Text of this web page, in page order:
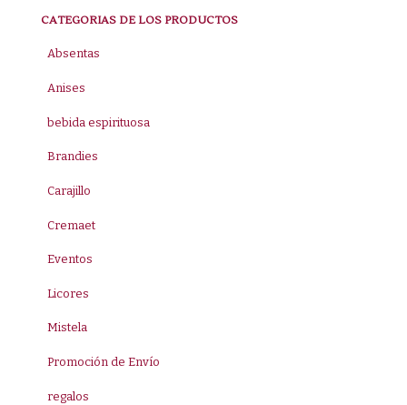
CATEGORIAS DE LOS PRODUCTOS
Absentas
Anises
bebida espirituosa
Brandies
Carajillo
Cremaet
Eventos
Licores
Mistela
Promoción de Envío
regalos